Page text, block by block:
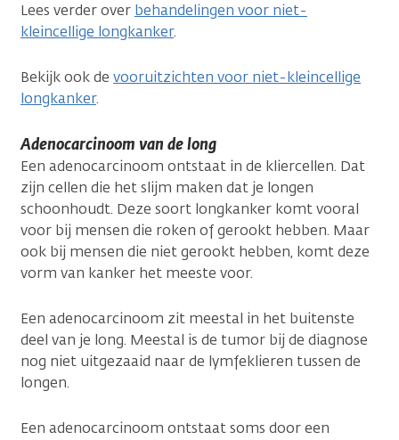
Lees verder over behandelingen voor niet-
kleincellige longkanker.
Bekijk ook de vooruitzichten voor niet-kleincellige
longkanker.
Adenocarcinoom van de long
Een adenocarcinoom ontstaat in de kliercellen. Dat
zijn cellen die het slijm maken dat je longen
schoonhoudt. Deze soort longkanker komt vooral
voor bij mensen die roken of gerookt hebben. Maar
ook bij mensen die niet gerookt hebben, komt deze
vorm van kanker het meeste voor.
Een adenocarcinoom zit meestal in het buitenste
deel van je long. Meestal is de tumor bij de diagnose
nog niet uitgezaaid naar de lymfeklieren tussen de
longen.
Een adenocarcinoom ontstaat soms door een